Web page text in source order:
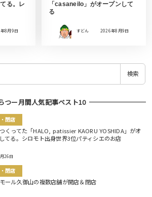
る。レ
8月9日
「casaneilo」がオープンして
る
すどん 2026年8月9日
検索
つー月間人気記事ベスト10
閉店
くってた「HALO, patissier KAORU YOSHIDA」がオ
てる。シロモト出身世界3位パティシエのお店
26日
閉店
ール久御山の複数店舗が開店＆閉店